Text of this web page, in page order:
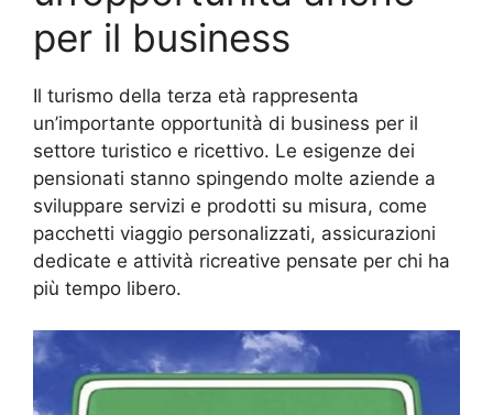
per il business
Il turismo della terza età rappresenta
un’importante opportunità di business per il
settore turistico e ricettivo. Le esigenze dei
pensionati stanno spingendo molte aziende a
sviluppare servizi e prodotti su misura, come
pacchetti viaggio personalizzati, assicurazioni
dedicate e attività ricreative pensate per chi ha
più tempo libero.